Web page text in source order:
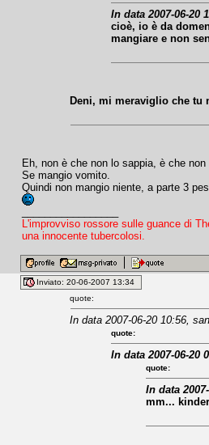
In data 2007-06-20
cioè, io è da
mangiare e non
Deni, mi meraviglio che tu
Eh, non è che non lo sappia, è che
Se mangio vomito.
Quindi non mangio niente, a parte 3
L'improvviso rossore sulle guance di
una innocente tubercolosi.
Inviato: 20-06-2007 13:34
quote:
In data 2007-06-20 10:56,
quote:
In data 2007-06-20
quote:
In data
mm...